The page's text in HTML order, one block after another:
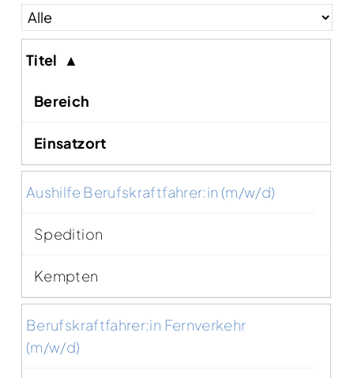
Titel ▲
Bereich
Einsatzort
Aushilfe Berufskraftfahrer:in (m/w/d)
Spedition
Kempten
Berufskraftfahrer:in Fernverkehr
(m/w/d)